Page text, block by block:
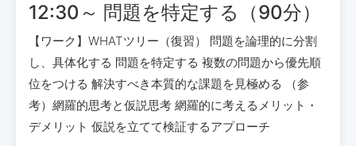
12:30～ 問題を特定する（90分）
【ワーク】WHATツリー（復習） 問題を論理的に分割
し、具体化する 問題を特定する 複数の問題から優先順
位をつける 解決すべき本質的な課題を見極める （参
考）網羅的思考と仮説思考 網羅的に考えるメリット・
デメリット 仮説を立てて検証するアプローチ